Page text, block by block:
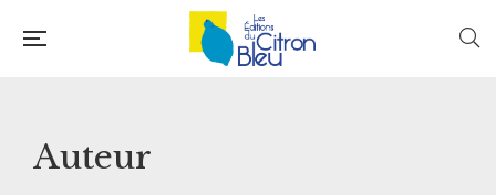
Auteur